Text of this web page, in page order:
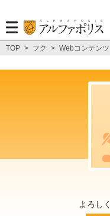
TOP > フク > Webコンテンツ
よろし